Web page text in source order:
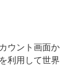
ウント画面か
利用して世界